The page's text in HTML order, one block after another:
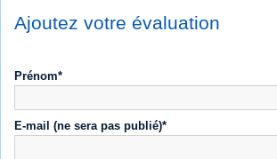
Ajoutez votre évaluation
Prénom*
E-mail (ne sera pas publié)*